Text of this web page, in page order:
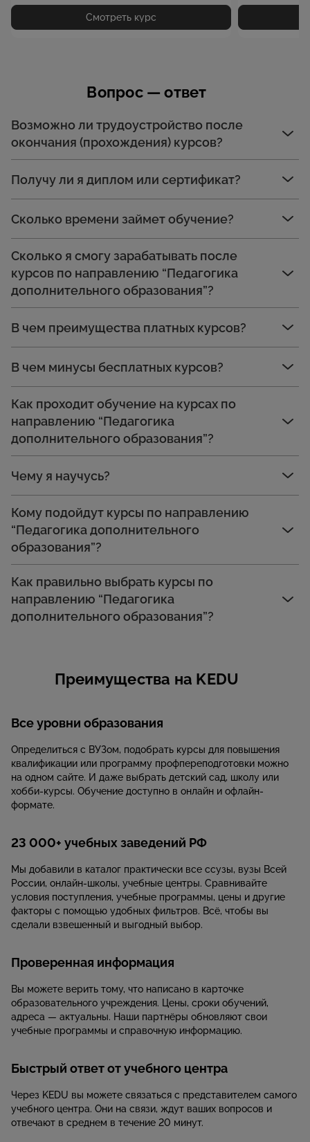
Смотреть курс
Вопрос — ответ
Возможно ли трудоустройство после
окончания (прохождения) курсов?
Получу ли я диплом или сертификат?
Сколько времени займет обучение?
Сколько я смогу зарабатывать после
курсов по направлению “Педагогика
дополнительного образования”?
В чем преимущества платных курсов?
В чем минусы бесплатных курсов?
Как проходит обучение на курсах по
направлению “Педагогика
дополнительного образования”?
Чему я научусь?
Кому подойдут курсы по направлению
“Педагогика дополнительного
образования”?
Как правильно выбрать курсы по
направлению “Педагогика
дополнительного образования”?
Преимущества на KEDU
Все уровни образования
Определиться с ВУЗом, подобрать курсы для повышения
квалификации или программу профпереподготовки можно
на одном сайте. И даже выбрать детский сад, школу или
хобби-курсы. Обучение доступно в онлайн и офлайн-
формате.
23 000+ учебных заведений РФ
Мы добавили в каталог практически все ссузы, вузы Всей
России, онлайн-школы, учебные центры. Сравнивайте
условия поступления, учебные программы, цены и другие
факторы с помощью удобных фильтров. Всё, чтобы вы
сделали взвешенный и выгодный выбор.
Проверенная информация
Вы можете верить тому, что написано в карточке
образовательного учреждения. Цены, сроки обучений,
адреса — актуальны. Наши партнёры обновляют свои
учебные программы и справочную информацию.
Быстрый ответ от учебного центра
Через KEDU вы можете связаться с представителем самого
учебного центра. Они на связи, ждут ваших вопросов и
отвечают в среднем в течение 20 минут.